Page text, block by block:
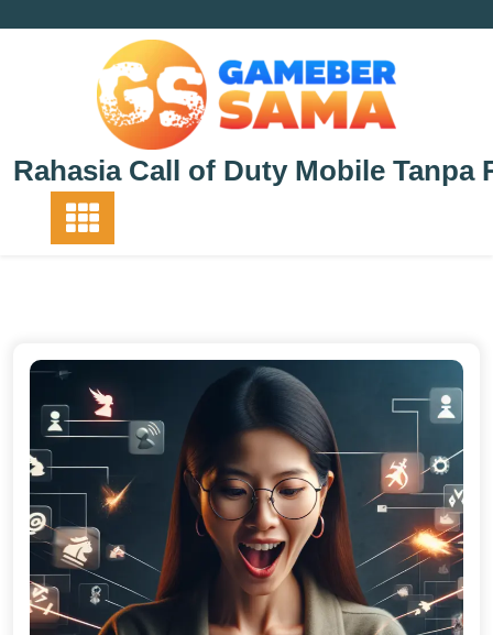
Rahasia Call of Duty Mobile Tanpa